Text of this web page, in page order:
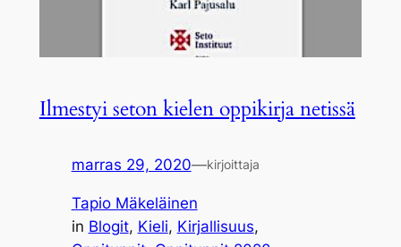
Ilmestyi seton kielen oppikirja netissä
marras 29, 2020—kirjoittaja
Tapio Mäkeläinen
in Blogit, Kieli, Kirjallisuus